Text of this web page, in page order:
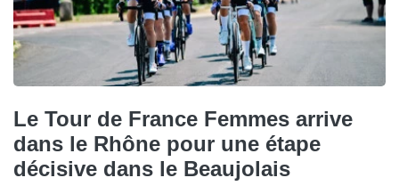
Le Tour de France Femmes arrive
dans le Rhône pour une étape
décisive dans le Beaujolais